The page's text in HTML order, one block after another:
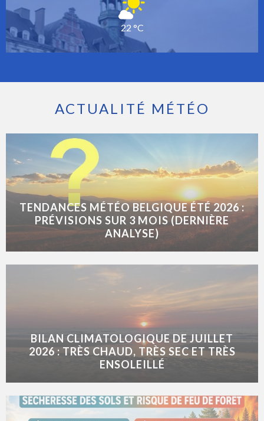
22 °C
ACTUALITÉ MÉTÉO
TENDANCES MÉTÉO BELGIQUE ÉTÉ 2026 :
PRÉVISIONS SUR 3 MOIS (DERNIÈRE
ANALYSE)
BILAN CLIMATOLOGIQUE DE JUILLET
2026 : TRÈS CHAUD, TRÈS SEC ET TRÈS
ENSOLEILLÉ